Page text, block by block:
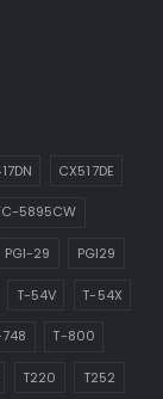
CX517DE
5895CW
PGI-29 PGI29
T-54V T-54X
T-800
T220 T252